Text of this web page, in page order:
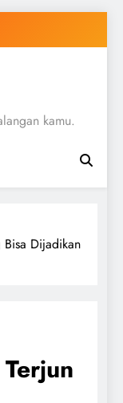
kamu.
Bisa Dijadikan